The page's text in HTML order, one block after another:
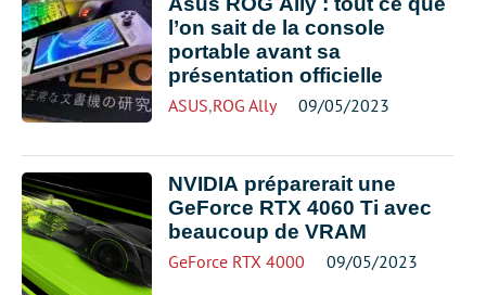
l’on sait de la console
portable avant sa
présentation officielle
ASUS,ROG Ally 09/05/2023
NVIDIA préparerait une
GeForce RTX 4060 Ti avec
beaucoup de VRAM
GeForce RTX 4000 09/05/2023